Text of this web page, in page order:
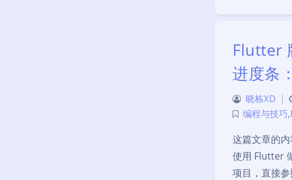
Flutter
进度条
晓栋XD |
编程与技巧,
这篇文章的
使用 Flutter
项目，直接